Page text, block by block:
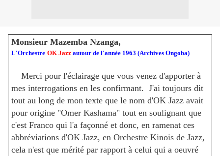
Monsieur Mazemba Nzanga,
L'Orchestre OK Jazzautour de l'année 1963 (Archives Ongoba)
Merci pour l'éclairage que vous venez d'apporter à
mes interrogations en les confirmant. J'ai toujours dit
tout au long de mon texte que le nom d'OK Jazz avait
pour origine "Omer Kashama" tout en soulignant que
c'est Franco qui l'a façonné et donc, en ramenat ces
abbréviations d'OK Jazz, en Orchestre Kinois de Jazz,
cela n'est que mérité par rapport à celui qui a oeuvré